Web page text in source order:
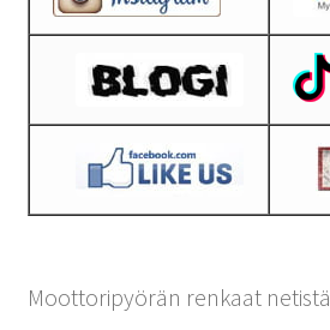
Moottoripyörän renkaat netistä